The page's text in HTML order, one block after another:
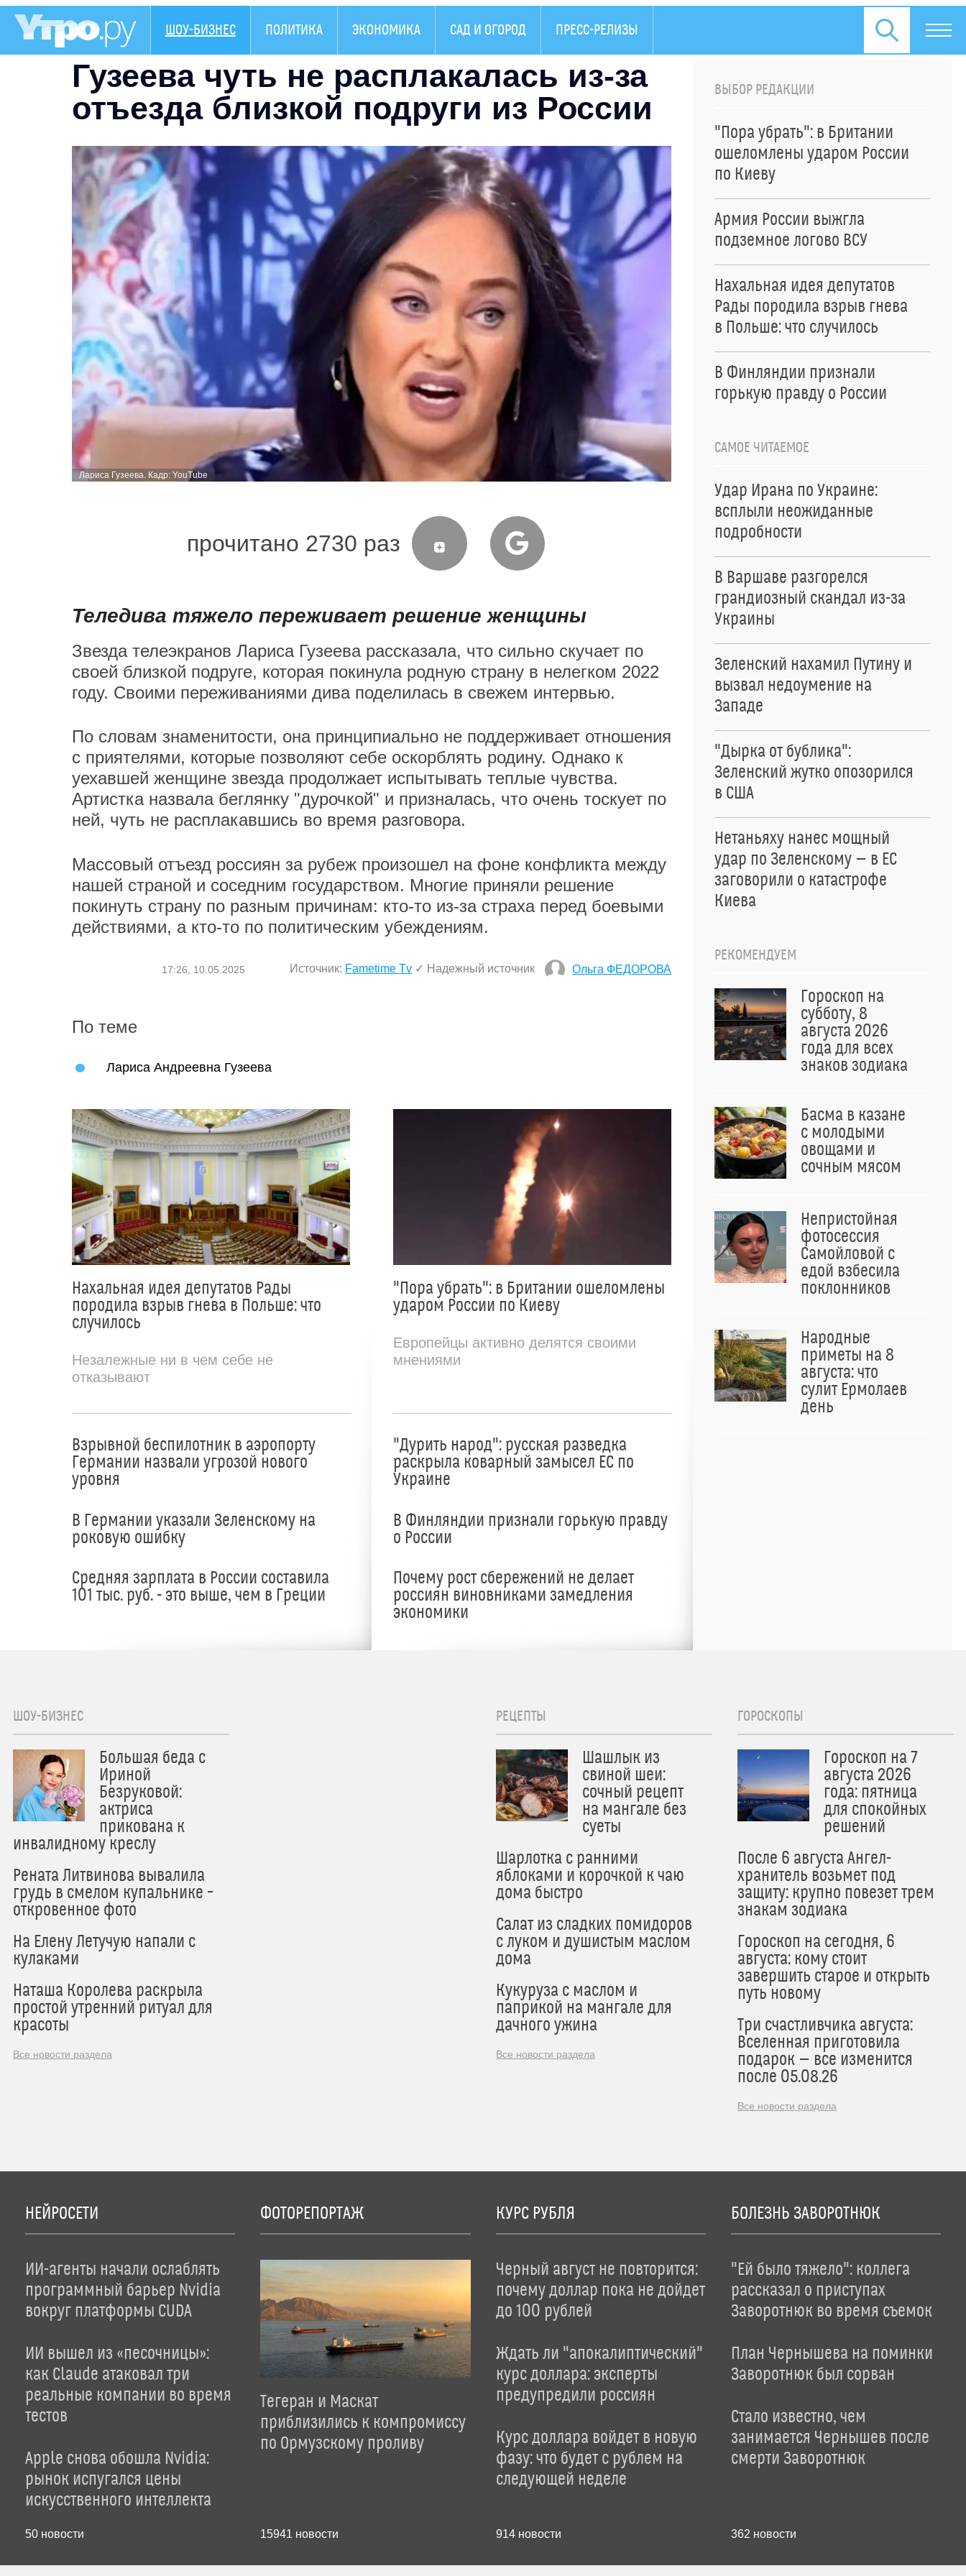
ШОУ-БИЗНЕС ПОЛИТИКА ЭКОНОМИКА САД И ОГОРОД ПРЕСС-РЕЛИЗЫ
Гузеева чуть не расплакалась из-за
отъезда близкой подруги из России
Лариса Гузеева. Кадр: YouTube
прочитано 2730 раз
Теледива тяжело переживает решение женщины
Звезда телеэкранов Лариса Гузеева рассказала, что сильно скучает по
своей близкой подруге, которая покинула родную страну в нелегком 2022
году. Своими переживаниями дива поделилась в свежем интервью.
По словам знаменитости, она принципиально не поддерживает отношения
с приятелями, которые позволяют себе оскорблять родину. Однако к
уехавшей женщине звезда продолжает испытывать теплые чувства.
Артистка назвала беглянку "дурочкой" и призналась, что очень тоскует по
ней, чуть не расплакавшись во время разговора.
Массовый отъезд россиян за рубеж произошел на фоне конфликта между
нашей страной и соседним государством. Многие приняли решение
покинуть страну по разным причинам: кто-то из-за страха перед боевыми
действиями, а кто-то по политическим убеждениям.
17:26, 10.05.2025 Источник: Fametime Tv ✓ Надежный источник Ольга ФЕДОРОВА
По теме
Лариса Андреевна Гузеева
Нахальная идея депутатов Рады
породила взрыв гнева в Польше: что
случилось
Незалежные ни в чем себе не
отказывают
Взрывной беспилотник в аэропорту
Германии назвали угрозой нового
уровня
В Германии указали Зеленскому на
роковую ошибку
Средняя зарплата в России составила
101 тыс. руб. - это выше, чем в Греции
"Пора убрать": в Британии ошеломлены
ударом России по Киеву
Европейцы активно делятся своими
мнениями
"Дурить народ": русская разведка
раскрыла коварный замысел ЕС по
Украине
В Финляндии признали горькую правду
о России
Почему рост сбережений не делает
россиян виновниками замедления
экономики
ВЫБОР РЕДАКЦИИ
"Пора убрать": в Британии
ошеломлены ударом России
по Киеву
Армия России выжгла
подземное логово ВСУ
Нахальная идея депутатов
Рады породила взрыв гнева
в Польше: что случилось
В Финляндии признали
горькую правду о России
САМОЕ ЧИТАЕМОЕ
Удар Ирана по Украине:
всплыли неожиданные
подробности
В Варшаве разгорелся
грандиозный скандал из-за
Украины
Зеленский нахамил Путину и
вызвал недоумение на
Западе
"Дырка от бублика":
Зеленский жутко опозорился
в США
Нетаньяху нанес мощный
удар по Зеленскому — в ЕС
заговорили о катастрофе
Киева
РЕКОМЕНДУЕМ
Гороскоп на
субботу, 8
августа 2026
года для всех
знаков зодиака
Басма в казане
с молодыми
овощами и
сочным мясом
Непристойная
фотосессия
Самойловой с
едой взбесила
поклонников
Народные
приметы на 8
августа: что
сулит Ермолаев
день
ШОУ-БИЗНЕС
Большая беда с
Ириной
Безруковой:
актриса
прикована к
инвалидному креслу
Рената Литвинова вывалила
грудь в смелом купальнике –
откровенное фото
На Елену Летучую напали с
кулаками
Наташа Королева раскрыла
простой утренний ритуал для
красоты
Все новости раздела
РЕЦЕПТЫ
Шашлык из
свиной шеи:
сочный рецепт
на мангале без
суеты
Шарлотка с ранними
яблоками и корочкой к чаю
дома быстро
Салат из сладких помидоров
с луком и душистым маслом
дома
Кукуруза с маслом и
паприкой на мангале для
дачного ужина
Все новости раздела
ГОРОСКОПЫ
Гороскоп на 7
августа 2026
года: пятница
для спокойных
решений
После 6 августа Ангел-
хранитель возьмет под
защиту: крупно повезет трем
знакам зодиака
Гороскоп на сегодня, 6
августа: кому стоит
завершить старое и открыть
путь новому
Три счастливчика августа:
Вселенная приготовила
подарок — все изменится
после 05.08.26
Все новости раздела
НЕЙРОСЕТИ
ИИ-агенты начали ослаблять
программный барьер Nvidia
вокруг платформы CUDA
ИИ вышел из «песочницы»:
как Claude атаковал три
реальные компании во время
тестов
Apple снова обошла Nvidia:
рынок испугался цены
искусственного интеллекта
50 новости
ФОТОРЕПОРТАЖ
Тегеран и Маскат
приблизились к компромиссу
по Ормузскому проливу
15941 новости
КУРС РУБЛЯ
Черный август не повторится:
почему доллар пока не дойдет
до 100 рублей
Ждать ли "апокалиптический"
курс доллара: эксперты
предупредили россиян
Курс доллара войдет в новую
фазу: что будет с рублем на
следующей неделе
914новости
БОЛЕЗНЬ ЗАВОРОТНЮК
"Ей было тяжело": коллега
рассказал о приступах
Заворотнюк во время съемок
План Чернышева на поминки
Заворотнюк был сорван
Стало известно, чем
занимается Чернышев после
смерти Заворотнюк
362 новости